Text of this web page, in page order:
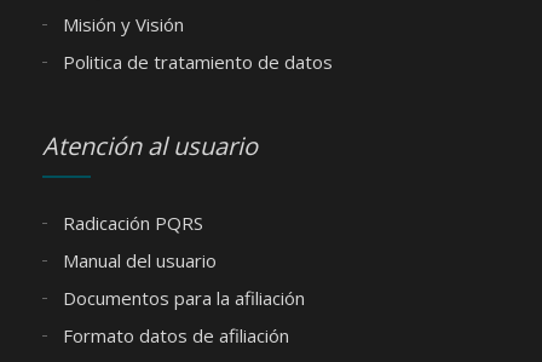
Misión y Visión
Politica de tratamiento de datos
Atención al usuario
Radicación PQRS
Manual del usuario
Documentos para la afiliación
Formato datos de afiliación